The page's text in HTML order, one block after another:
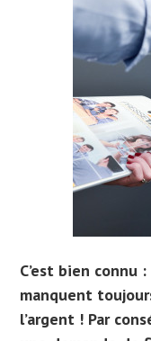
C’est bien connu
manquent
l’argent ! Par